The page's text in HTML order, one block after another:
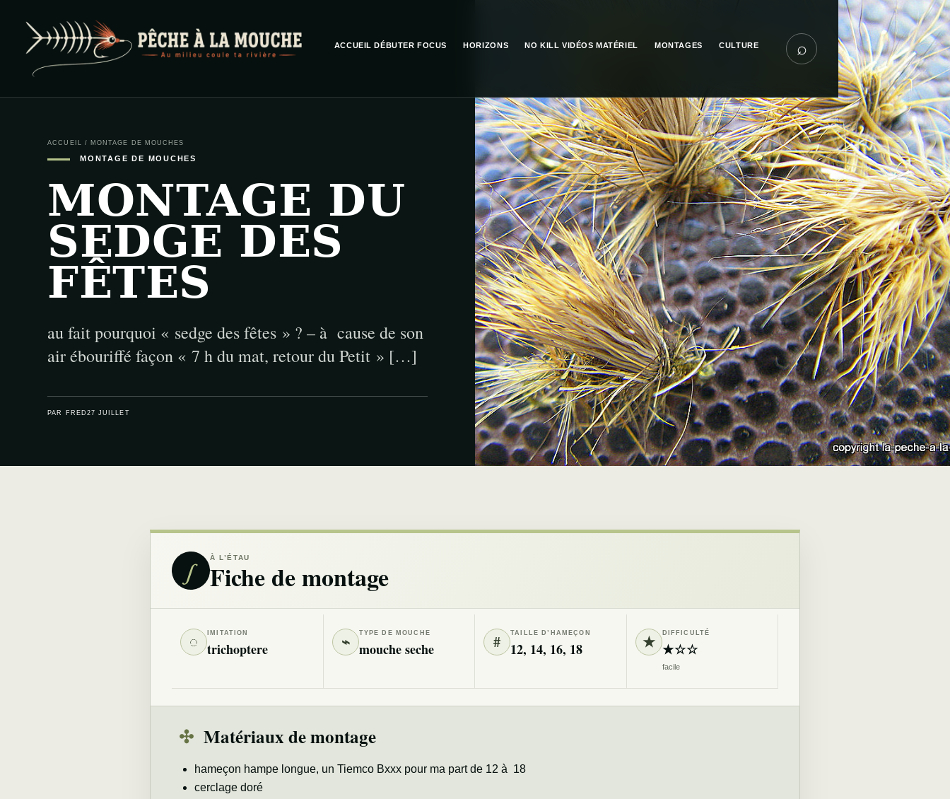
PECHE A LA MOUCHE
ACCUEIL DÉBUTER FOCUS HORIZONS NO KILL VIDÉOS MATÉRIEL MONTAGES CULTURE ⌕
ACCUEIL / MONTAGE DE MOUCHES
MONTAGE DE MOUCHES
MONTAGE DU
SEDGE DES
FÊTES
au fait pourquoi « sedge des fêtes » ? – à cause de son
air ébouriffé façon « 7 h du mat, retour du Petit » […]
PAR FRED 27 JUILLET
∫ À L’ÉTAU
Fiche de montage
◌ IMITATION
trichoptere ⌁ TYPE DE MOUCHE
mouche seche # TAILLE D’HAMEÇON
12, 14, 16, 18 ★ DIFFICULTÉ
★☆☆
facile
✣ Matériaux de montage
hameçon hampe longue, un Tiemco Bxxx pour ma part de 12 à 18
cerclage doré